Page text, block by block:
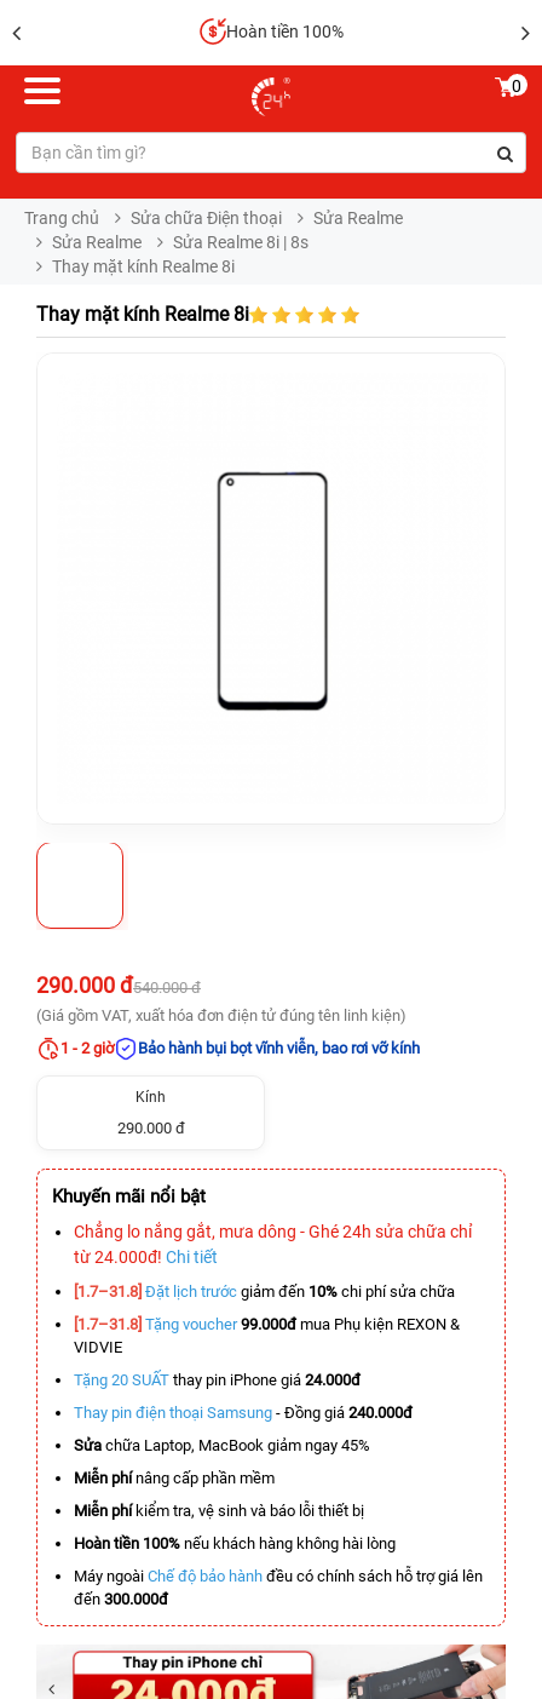
Hoàn tiền 100%
0
Trang chủ Sửa chữa Điện thoại
Sửa Realme
Sửa Realme
Sửa Realme 8i | 8s
Thay mặt kính Realme 8i
Thay mặt kính Realme 8i
290.000 đ540.000 đ
(Giá gồm VAT, xuất hóa đơn điện tử đúng tên linh kiện)
1 - 2 giờ
Bảo hành bụi bọt vĩnh viễn, bao rơi vỡ kính
Kính
290.000 đ
Khuyến mãi nổi bật
Chẳng lo nắng gắt, mưa dông - Ghé 24h sửa chữa chỉ
từ 24.000đ! Chi tiết
[1.7–31.8] Đặt lịch trước giảm đến 10% chi phí sửa chữa
[1.7–31.8] Tặng voucher 99.000đmua Phụ kiện REXON &
VIDVIE
Tặng 20 SUẤT thay pin iPhone giá 24.000đ
Thay pin điện thoại Samsung - Đồng giá 240.000đ
Sửa chữa Laptop, MacBook giảm ngay 45%
Miễn phínâng cấp phần mềm
Miễn phíkiểm tra, vệ sinh và báo lỗi thiết bị
Hoàn tiền 100% nếu khách hàng không hài lòng
Máy ngoài Chế độ bảo hành đều có chính sách hỗ trợ giá lên
đến 300.000đ